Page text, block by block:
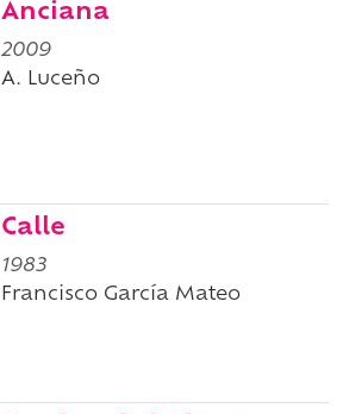
Anciana
2009
A. Luceño
Calle
1983
Francisco García Mateo